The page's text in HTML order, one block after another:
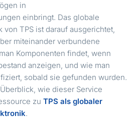
in
einbringt. Das globale
von TPS ist darauf ausgerichtet,
miteinander verbundene
Komponenten findet, wenn
anzeigen, und wie man
sobald sie gefunden wurden.
wie dieser Service
zuTPS als globaler
.